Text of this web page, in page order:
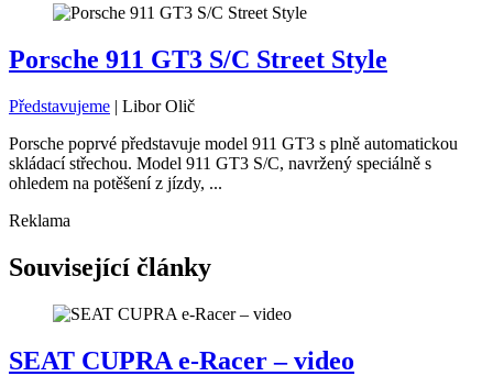
Porsche 911 GT3 S/C Street Style
Představujeme | Libor Olič
Porsche poprvé představuje model 911 GT3 s plně automatickou
skládací střechou. Model 911 GT3 S/C, navržený speciálně s
ohledem na potěšení z jízdy, ...
Reklama
Související články
SEAT CUPRA e-Racer – video